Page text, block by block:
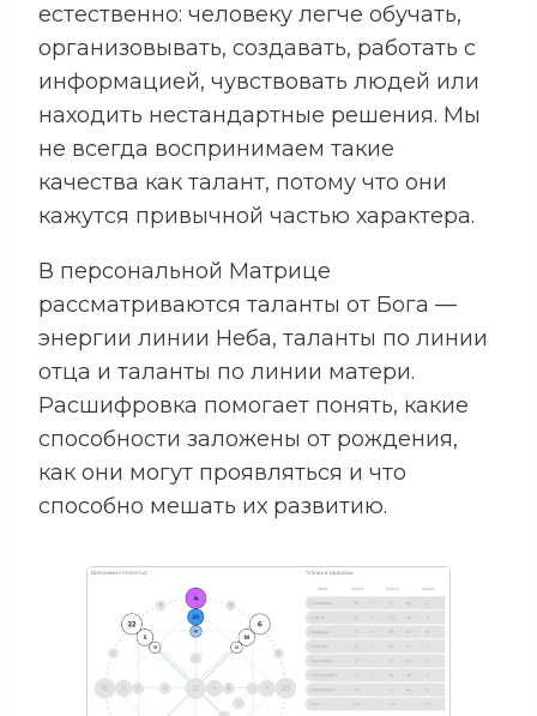
естественно: человеку легче обучать,
организовывать, создавать, работать с
информацией, чувствовать людей или
находить нестандартные решения. Мы
не всегда воспринимаем такие
качества как талант, потому что они
кажутся привычной частью характера.
В персональной Матрице
рассматриваются таланты от Бога —
энергии линии Неба, таланты по линии
отца и таланты по линии матери.
Расшифровка помогает понять, какие
способности заложены от рождения,
как они могут проявляться и что
способно мешать их развитию.